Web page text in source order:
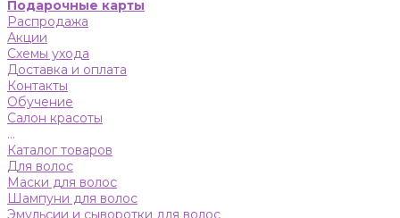
Подарочные карты
Распродажа
Акции
Схемы ухода
Доставка и оплата
Контакты
Обучение
Салон красоты
...
Каталог товаров
Для волос
Маски для волос
Шампуни для волос
Эмульсии и сыворотки для волос